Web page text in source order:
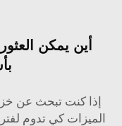
أين يمكن
إذا كنت تبحث عن
الميزات كي تدوم